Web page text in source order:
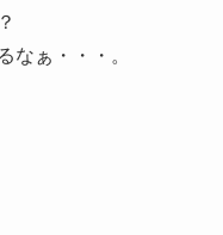
なぁ・・・。